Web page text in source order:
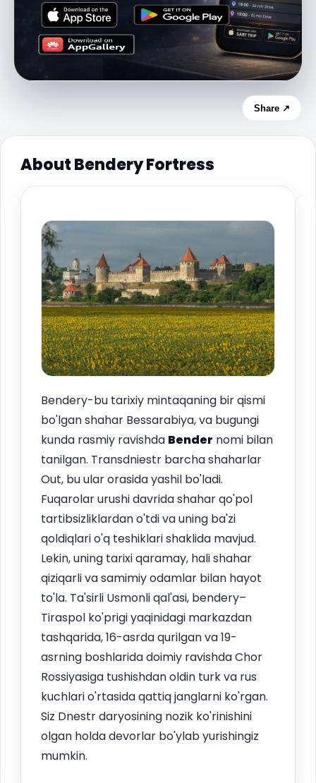
Share ↗
About Bendery Fortress
Bendery-bu tarixiy mintaqaning bir qismi
bo'lgan shahar Bessarabiya, va bugungi
kunda rasmiy ravishda Bender nomi bilan
tanilgan. Transdniestr barcha shaharlar
Out, bu ular orasida yashil bo'ladi.
Fuqarolar urushi davrida shahar qo'pol
tartibsizliklardan o'tdi va uning ba'zi
qoldiqlari o'q teshiklari shaklida mavjud.
Lekin, uning tarixi qaramay, hali shahar
qiziqarli va samimiy odamlar bilan hayot
to'la. Ta'sirli Usmonli qal'asi, bendery–
Tiraspol ko'prigi yaqinidagi markazdan
tashqarida, 16-asrda qurilgan va 19-
asrning boshlarida doimiy ravishda Chor
Rossiyasiga tushishdan oldin turk va rus
kuchlari o'rtasida qattiq janglarni ko'rgan.
Siz Dnestr daryosining nozik ko'rinishini
olgan holda devorlar bo'ylab yurishingiz
mumkin.